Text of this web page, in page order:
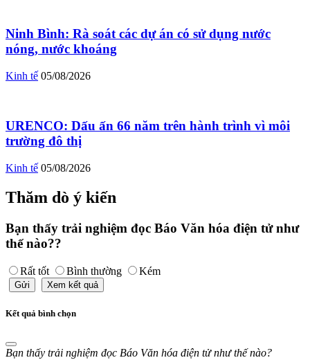
Ninh Bình: Rà soát các dự án có sử dụng nước
nóng, nước khoáng
Kinh tế 05/08/2026
URENCO: Dấu ấn 66 năm trên hành trình vì môi
trường đô thị
Kinh tế 05/08/2026
Thăm dò ý kiến
Bạn thấy trải nghiệm đọc Báo Văn hóa điện tử như
thế nào??
Rất tốt Bình thường Kém
Gửi Xem kết quả
Kết quả bình chọn
Bạn thấy trải nghiệm đọc Báo Văn hóa điện tử như thế nào?